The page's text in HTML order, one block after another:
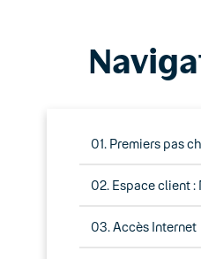
01. Premiers pas
02. Espace client :
03. Accès Internet